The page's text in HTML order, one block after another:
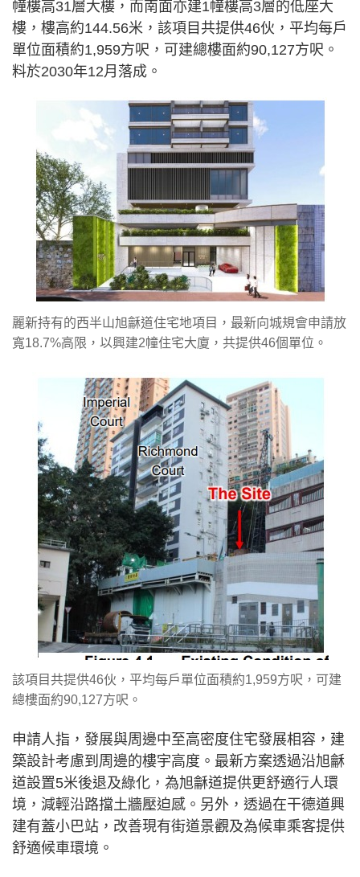
幢樓高31層大樓，而南面亦建1幢樓高3層的低座大
樓，樓高約144.56米，該項目共提供46伙，平均每戶
單位面積約1,959方呎，可建總樓面約90,127方呎。
料於2030年12月落成。
麗新持有的西半山旭龢道住宅地項目，最新向城規會申請放
寬18.7%高限，以興建2幢住宅大廈，共提供46個單位。
該項目共提供46伙，平均每戶單位面積約1,959方呎，可建
總樓面約90,127方呎。
申請人指，發展與周邊中至高密度住宅發展相容，建
築設計考慮到周邊的樓宇高度。最新方案透過沿旭龢
道設置5米後退及綠化，為旭龢道提供更舒適行人環
境，減輕沿路擋土牆壓迫感。另外，透過在干德道興
建有蓋小巴站，改善現有街道景觀及為候車乘客提供
舒適候車環境。